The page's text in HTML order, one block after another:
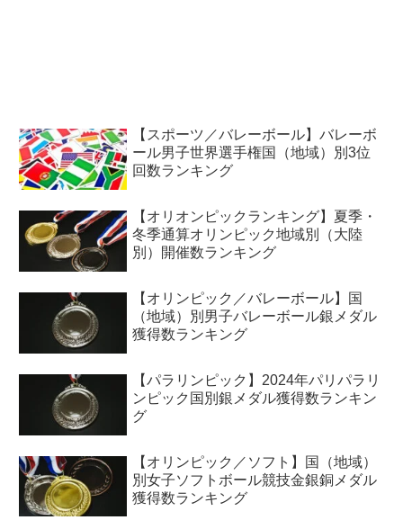
【スポーツ／バレーボール】バレーボ
ール男子世界選手権国（地域）別3位
回数ランキング
【オリオンピックランキング】夏季・
冬季通算オリンピック地域別（大陸
別）開催数ランキング
【オリンピック／バレーボール】国
（地域）別男子バレーボール銀メダル
獲得数ランキング
【パラリンピック】2024年パリパラリ
ンピック国別銀メダル獲得数ランキン
グ
【オリンピック／ソフト】国（地域）
別女子ソフトボール競技金銀銅メダル
獲得数ランキング